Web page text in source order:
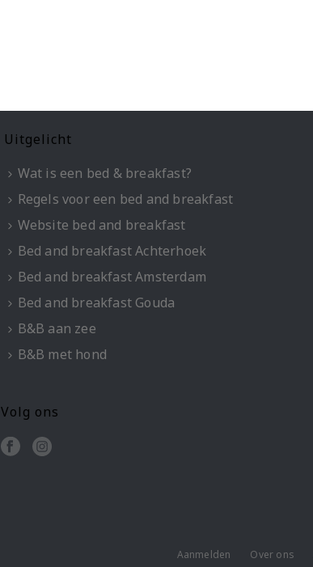
Uitgelicht
Wat is een bed & breakfast?
Regels voor een bed and breakfast
Website bed and breakfast
Bed and breakfast Achterhoek
Bed and breakfast Amsterdam
Bed and breakfast Gouda
B&B aan zee
B&B met hond
Volg ons
Aanmelden Over ons